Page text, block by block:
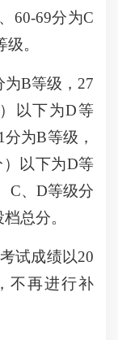
60-69分为C
。
B等级，27
以下为D等
为B等级，
）以下为D等
C、D等级分
总分。
试成绩以20
不再进行补